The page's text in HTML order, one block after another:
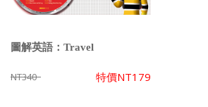
圖解英語：Travel
NT340 特價NT179